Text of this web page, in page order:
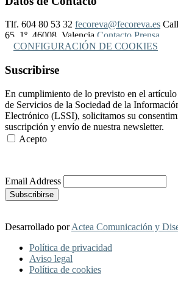
Tlf. 604 80 53 32 fecoreva@fecoreva.es
65, 1º, 46008, Valencia Contacto Prensa
CONFIGURACIÓN DE COOKIES
Suscribirse
En cumplimiento de lo previsto en el
de Servicios de la Sociedad de la
Electrónico (LSSI), solicitamos su
suscripción y envío de nuestra newsletter.
Acepto
Email Address
Desarrollado porActea Comunicación y
Política de privacidad
Aviso legal
Política de cookies